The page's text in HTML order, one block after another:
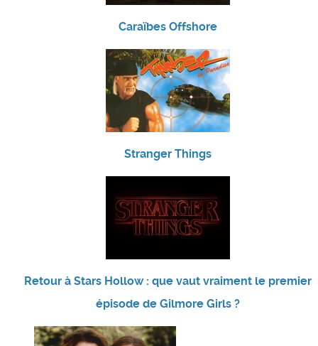
Caraïbes Offshore
Stranger Things
Retour à Stars Hollow : que vaut vraiment le premier
épisode de Gilmore Girls ?